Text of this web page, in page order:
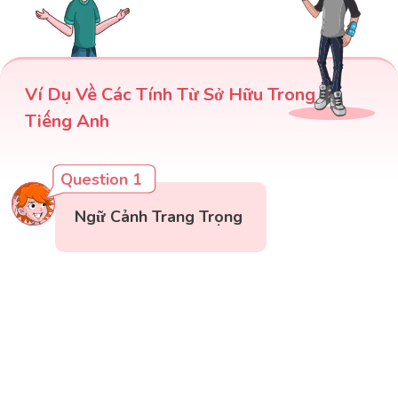
Ví Dụ Về Các Tính Từ Sở Hữu Trong
Tiếng Anh
Question 1
Ngữ Cảnh Trang Trọng